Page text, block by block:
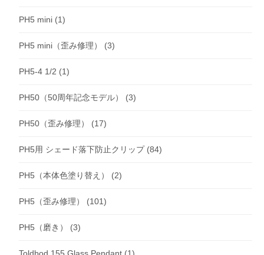
PH5 mini (1)
PH5 mini（歪み修理） (3)
PH5-4 1/2 (1)
PH50（50周年記念モデル） (3)
PH50（歪み修理） (17)
PH5用 シェード落下防止クリップ(84)
PH5（本体色塗り替え） (2)
PH5（歪み修理） (101)
PH5（磨き） (3)